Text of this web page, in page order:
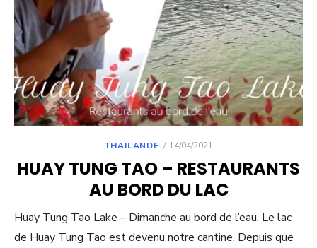
THAÏLANDE
POSTED
14/04/2021
HUAY TUNG TAO – RESTAURANTS
AU BORD DU LAC
Huay Tung Tao Lake – Dimanche au bord de l’eau. Le lac
de Huay Tung Tao est devenu notre cantine. Depuis que